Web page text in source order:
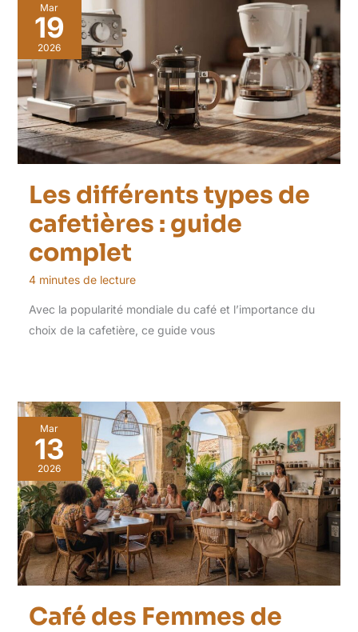
Mar
19
2026
Les différents types de
cafetières : guide
complet
4 minutes de lecture
Avec la popularité mondiale du café et l’importance du
choix de la cafetière, ce guide vous
Mar
13
2026
Café des Femmes de